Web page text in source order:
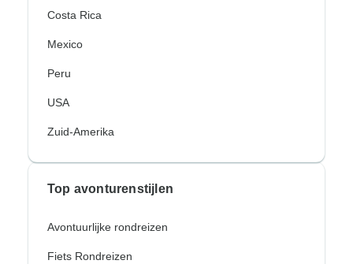
Costa Rica
Mexico
Peru
USA
Zuid-Amerika
Top avonturenstijlen
Avontuurlijke rondreizen
Fiets Rondreizen